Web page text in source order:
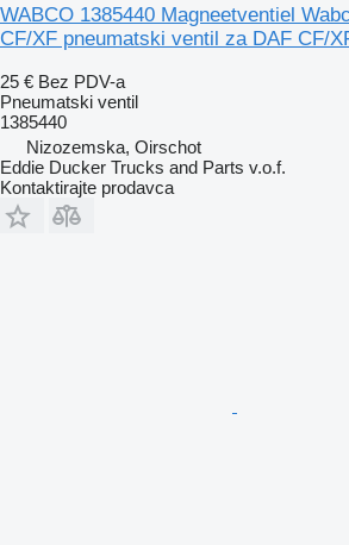
WABCO 1385440 Magneetventiel
CF/XF pneumatski ventil za DAF CF/
25 € Bez PDV-a
Pneumatski ventil
1385440
Nizozemska, Oirschot
Eddie Ducker Trucks and Parts v.o.f.
Kontaktirajte prodavca